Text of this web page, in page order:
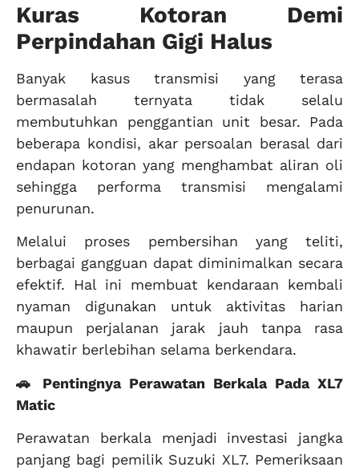
Kuras Kotoran Demi
Perpindahan Gigi Halus
Banyak kasus transmisi yang terasa
bermasalah ternyata tidak selalu
membutuhkan penggantian unit besar. Pada
beberapa kondisi, akar persoalan berasal dari
endapan kotoran yang menghambat aliran oli
sehingga performa transmisi mengalami
penurunan.
Melalui proses pembersihan yang teliti,
berbagai gangguan dapat diminimalkan secara
efektif. Hal ini membuat kendaraan kembali
nyaman digunakan untuk aktivitas harian
maupun perjalanan jarak jauh tanpa rasa
khawatir berlebihan selama berkendara.
🚗 Pentingnya Perawatan Berkala Pada XL7
Matic
Perawatan berkala menjadi investasi jangka
panjang bagi pemilik Suzuki XL7. Pemeriksaan